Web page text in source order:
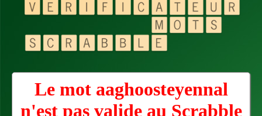
Le mot aaghoosteyennal
n'est pas valide au Scrabble